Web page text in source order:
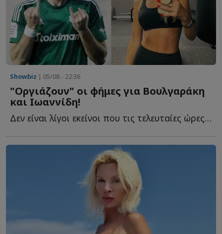
Showbiz | 05/08 - 22:36
"Οργιάζουν" οι φήμες για Βουλγαράκη
και Ιωαννίδη!
Δεν είναι λίγοι εκείνοι που τις τελευταίες ώρες αναρωτιούνται τ...